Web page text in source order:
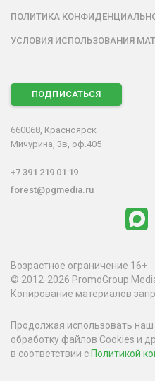
ПОЛИТИКА
УСЛОВИЯ ИСПОЛЬЗОВАНИЯ
ПОДПИСАТЬСЯ
660068, Красноярск
Мичурина, 3в, оф.405
+7 391 219 01 19
forest@pgmedia.ru
Возрастное ограничение 16+
© 2012-2026 PromoGroup
Копирование материалов
Продолжая использовать наш
обработку файлов Cookies и
в соответствии сПолитикой